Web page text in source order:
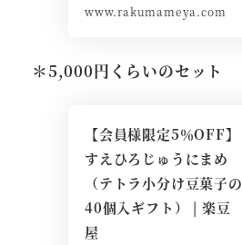
www.rakumameya.com
＊5,000円くらいのセット
【会員様限定5％OFF】
すえひろじゅうにまめ
（テトラ小分け豆菓子の
40個入ギフト） | 楽豆
屋